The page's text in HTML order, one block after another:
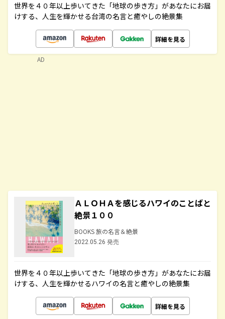
世界を４０年以上歩いてきた「地球の歩き方」があなたにお届
けする、人生を輝かせる台湾の名言と癒やしの絶景集
詳細を見る
ＡＬＯＨＡを感じるハワイのことばと
絶景１００
BOOKS 旅の名言＆絶景
2022.05.26 発売
世界を４０年以上歩いてきた「地球の歩き方」があなたにお届
けする、人生を輝かせるハワイの名言と癒やしの絶景集
詳細を見る
AD